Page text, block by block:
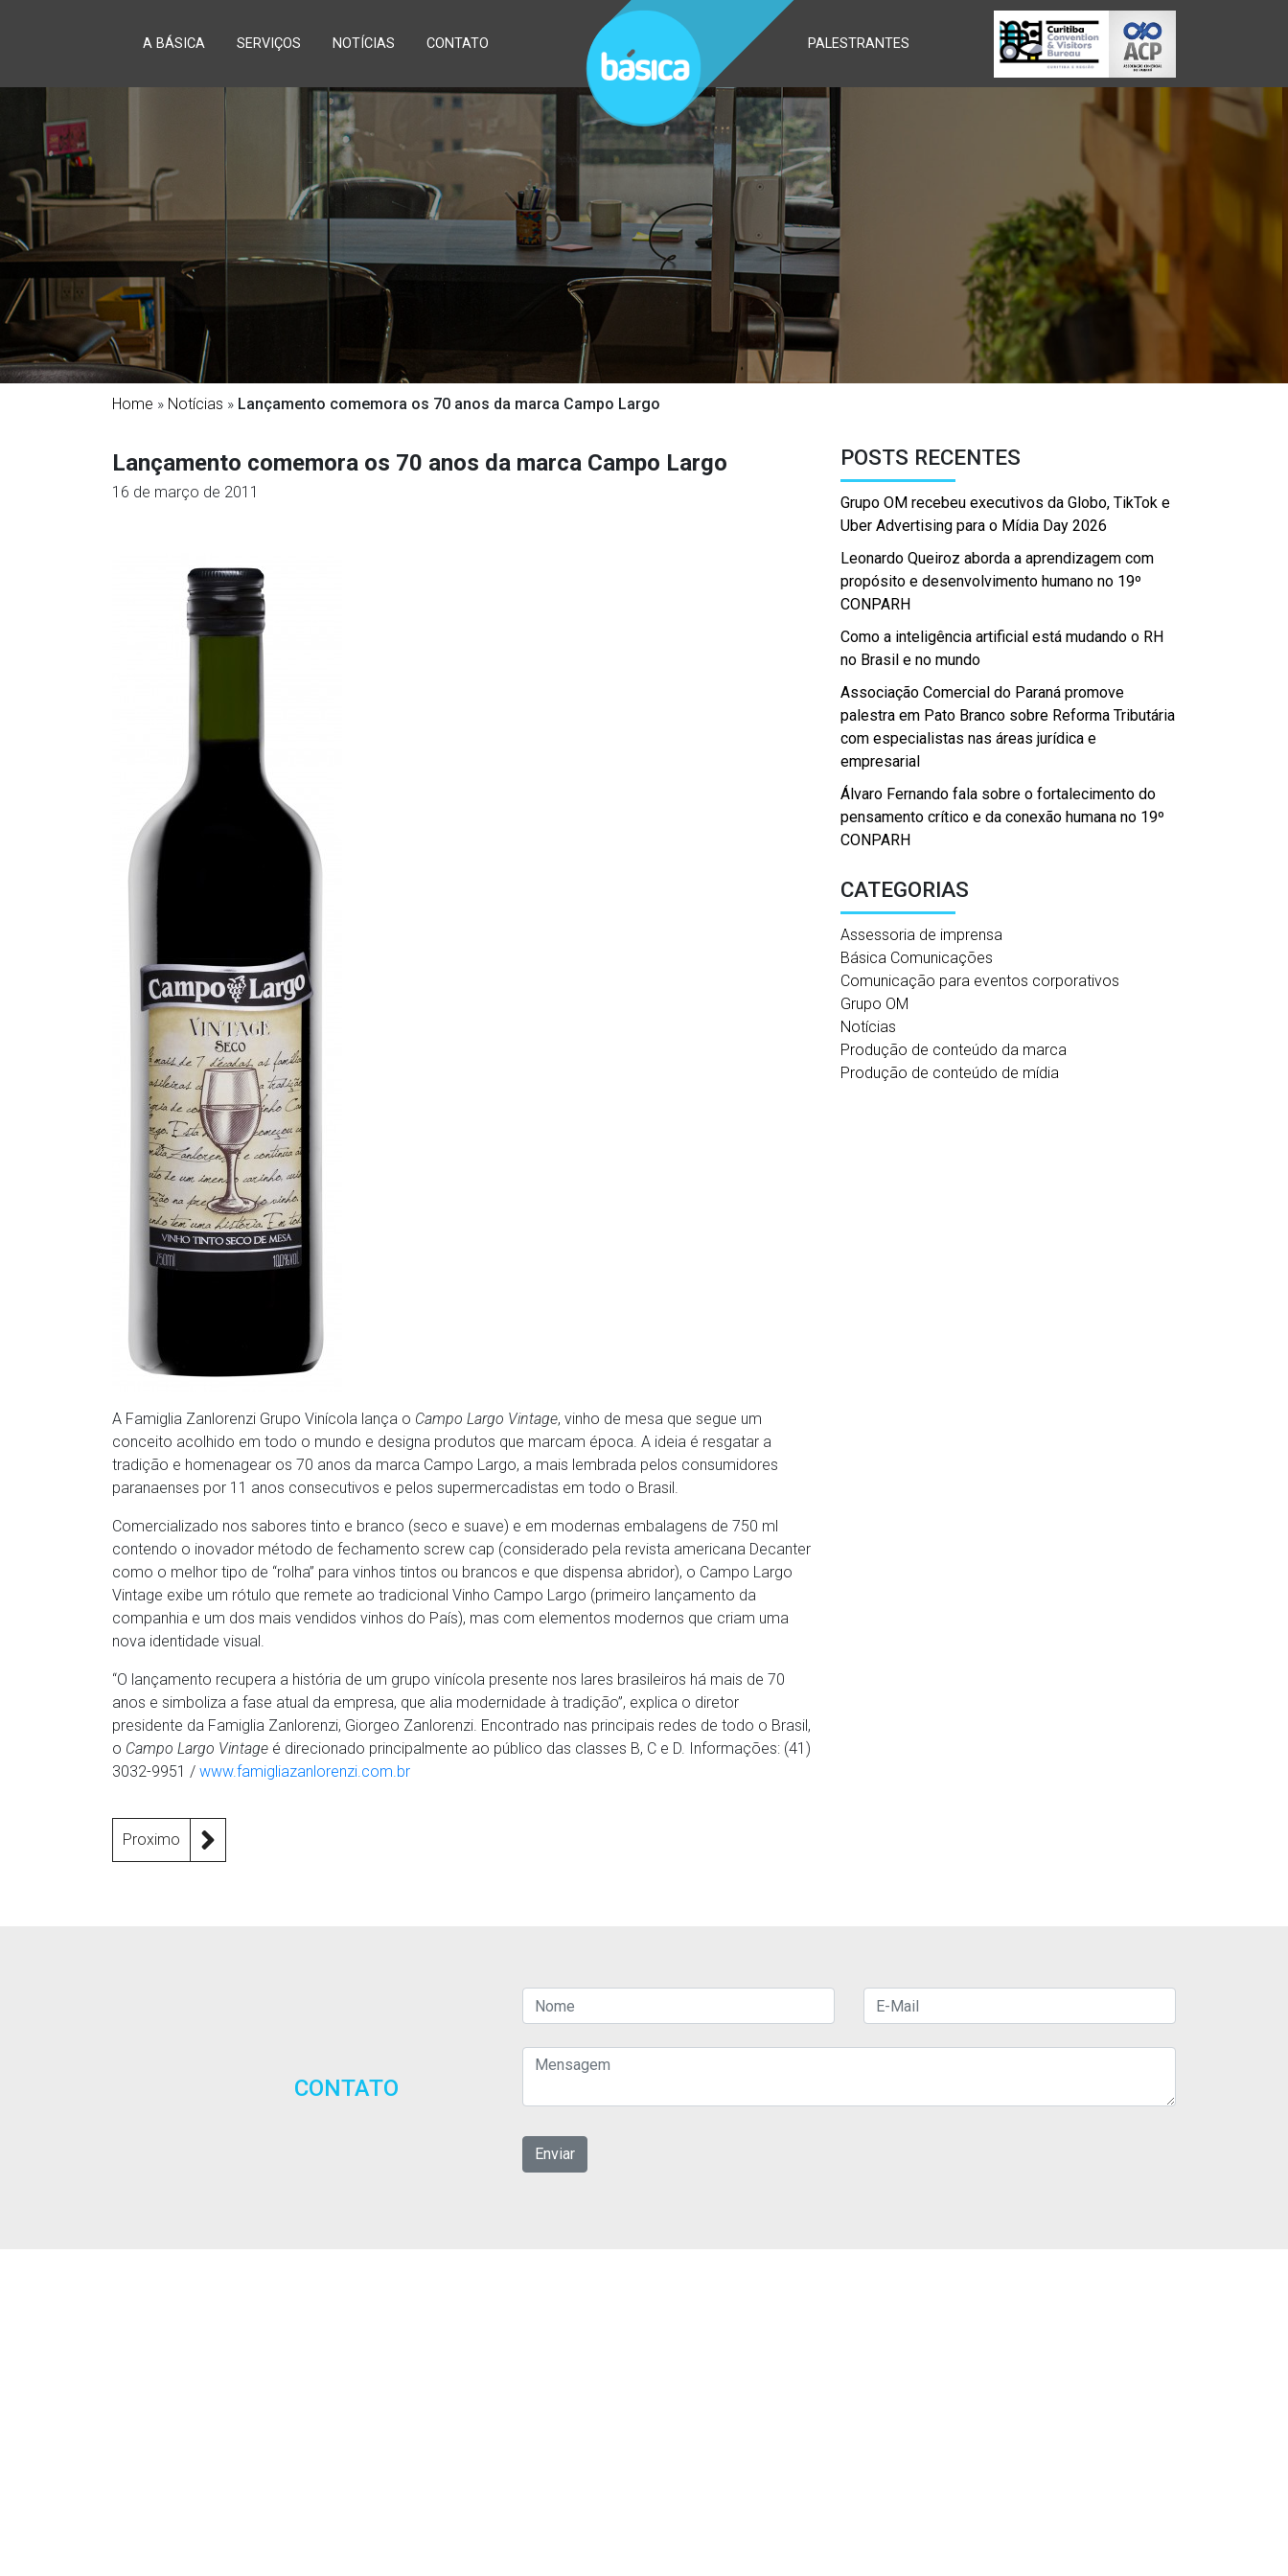
A BÁSICA SERVIÇOS NOTÍCIAS CONTATO PALESTRANTES
Home » Notícias » Lançamento comemora os 70 anos da marca Campo Largo
Lançamento comemora os 70 anos da marca Campo Largo
16 de março de 2011
A Famiglia Zanlorenzi Grupo Vinícola lança o Campo Largo Vintage, vinho de mesa que segue um
conceito acolhido em todo o mundo e designa produtos que marcam época. A ideia é resgatar a
tradição e homenagear os 70 anos da marca Campo Largo, a mais lembrada pelos consumidores
paranaenses por 11 anos consecutivos e pelos supermercadistas em todo o Brasil.
Comercializado nos sabores tinto e branco (seco e suave) e em modernas embalagens de 750 ml
contendo o inovador método de fechamento screw cap (considerado pela revista americana Decanter
como o melhor tipo de “rolha” para vinhos tintos ou brancos e que dispensa abridor), o Campo Largo
Vintage exibe um rótulo que remete ao tradicional Vinho Campo Largo (primeiro lançamento da
companhia e um dos mais vendidos vinhos do País), mas com elementos modernos que criam uma
nova identidade visual.
“O lançamento recupera a história de um grupo vinícola presente nos lares brasileiros há mais de 70
anos e simboliza a fase atual da empresa, que alia modernidade à tradição”, explica o diretor
presidente da Famiglia Zanlorenzi, Giorgeo Zanlorenzi. Encontrado nas principais redes de todo o Brasil,
o Campo Largo Vintage é direcionado principalmente ao público das classes B, C e D. Informações: (41)
3032-9951 / www.famigliazanlorenzi.com.br
Proximo
POSTS RECENTES
Grupo OM recebeu executivos da Globo, TikTok e
Uber Advertising para o Mídia Day 2026
Leonardo Queiroz aborda a aprendizagem com
propósito e desenvolvimento humano no 19º
CONPARH
Como a inteligência artificial está mudando o RH
no Brasil e no mundo
Associação Comercial do Paraná promove
palestra em Pato Branco sobre Reforma Tributária
com especialistas nas áreas jurídica e
empresarial
Álvaro Fernando fala sobre o fortalecimento do
pensamento crítico e da conexão humana no 19º
CONPARH
CATEGORIAS
Assessoria de imprensa
Básica Comunicações
Comunicação para eventos corporativos
Grupo OM
Notícias
Produção de conteúdo da marca
Produção de conteúdo de mídia
CONTATO